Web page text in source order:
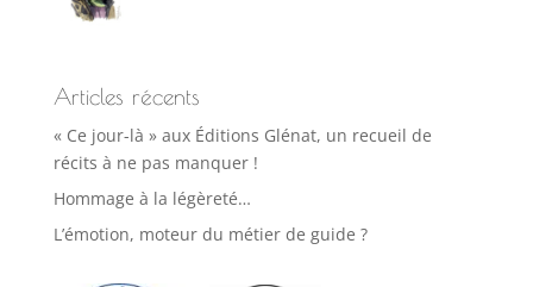
Articles récents
« Ce jour-là » aux Éditions Glénat, un recueil de
récits à ne pas manquer !
Hommage à la légèreté…
L’émotion, moteur du métier de guide ?